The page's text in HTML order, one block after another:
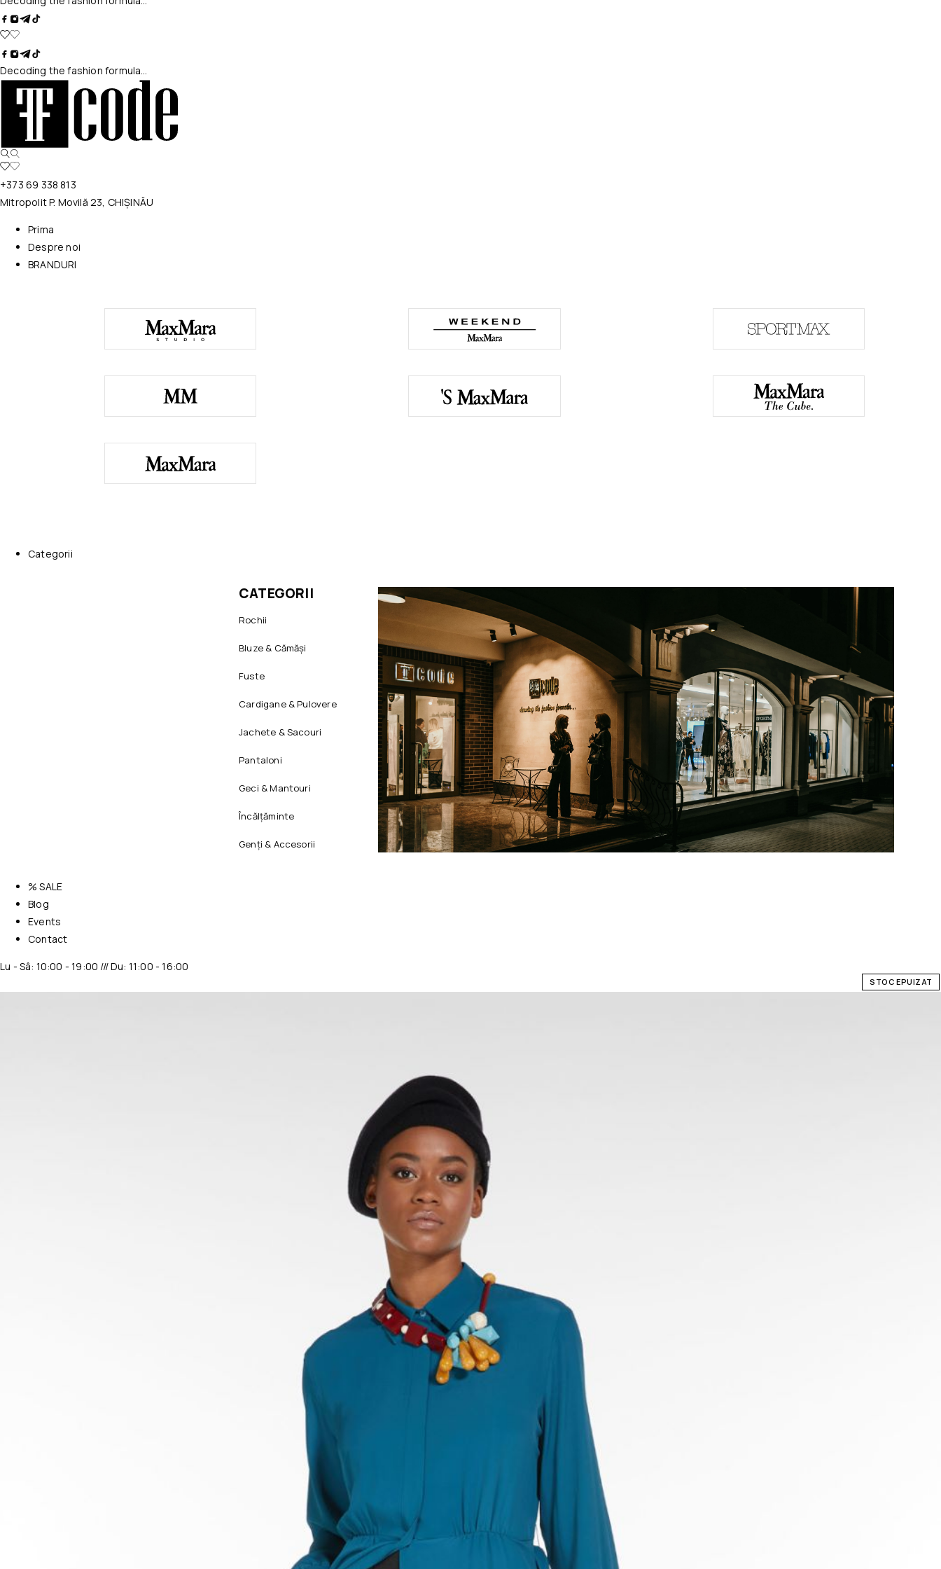
Decoding the fashion formula…
+373 69 338 813
Mitropolit P. Movilă 23, CHIȘINĂU
Prima
Despre noi
BRANDURI
Categorii
CATEGORII
Rochii
Bluze & Cămăși
Fuste
Cardigane & Pulovere
Jachete & Sacouri
Pantaloni
Geci & Mantouri
Încălțăminte
Genți & Accesorii
% SALE
Blog
Events
Contact
Lu - Sâ: 10:00 - 19:00 /// Du: 11:00 - 16:00
STOC EPUIZAT